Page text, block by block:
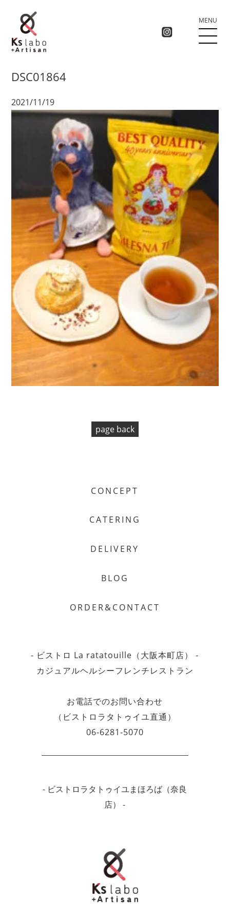
MENU
DSC01864
2021/11/19
page back
CONCEPT
CATERING
DELIVERY
BLOG
ORDER&CONTACT
- ビストロ La ratatouille（大阪本町店） -
カジュアルヘルシーフレンチレストラン
お電話でのお問い合わせ
（ビストロラタトゥイユ直通）
06-6281-5070
- ビストロラタトゥイユまほろば（奈良
店） -